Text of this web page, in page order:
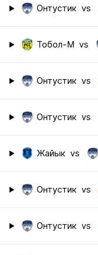
Онтустик vs
Тобол-М vs
Онтустик vs
Онтустик vs
Жайык vs
Онтустик vs
Онтустик vs